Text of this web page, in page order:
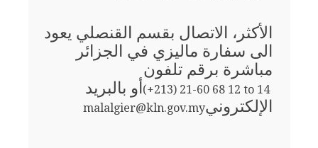
الأكثر، الاتصال بقسم القنصلي يعود
الى سفارة ماليزي في الجزائر
مباشرة برقم تلفون
(+213) 21-60 68 12 to 14أو بالبريد
الإلكترونيmalalgier@kln.gov.my